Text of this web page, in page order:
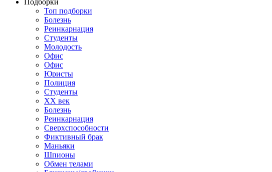
Подборки
Топ подборки
Болезнь
Реинкарнация
Студенты
Молодость
Офис
Офис
Юристы
Полиция
Студенты
ХХ век
Болезнь
Реинкарнация
Сверхспособности
Фиктивный брак
Маньяки
Шпионы
Обмен телами